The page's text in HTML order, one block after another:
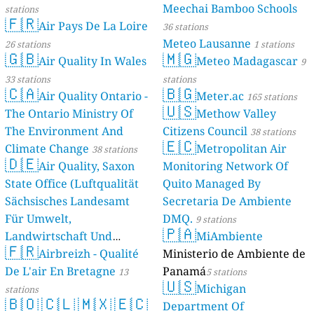
stations
🇫🇷Air Pays De La Loire
26 stations
🇬🇧Air Quality In Wales
33 stations
🇨🇦Air Quality Ontario -
The Ontario Ministry Of
The Environment And
Climate Change 38 stations
🇩🇪Air Quality, Saxon
State Office (Luftqualität
Sächsisches Landesamt
Für Umwelt,
Landwirtschaft Und
Geologie) 50 stations
🇫🇷Airbreizh - Qualité
De L'air En Bretagne 13
stations
🇧🇴🇨🇱🇲🇽🇪🇨
Meechai Bamboo Schools
36 stations
Meteo Lausanne 1 stations
🇲🇬Meteo Madagascar 9
stations
🇧🇬Meter.ac 165 stations
🇺🇸Methow Valley
Citizens Council 38 stations
🇪🇨Metropolitan Air
Monitoring Network Of
Quito Managed By
Secretaria De Ambiente
DMQ. 9 stations
🇵🇦MiAmbiente
Ministerio de Ambiente de
Panamá5 stations
🇺🇸Michigan
Department Of